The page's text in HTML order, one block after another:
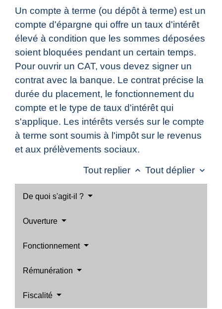
Un compte à terme (ou dépôt à terme) est un
compte d'épargne qui offre un taux d'intérêt
élevé à condition que les sommes déposées
soient bloquées pendant un certain temps.
Pour ouvrir un CAT, vous devez signer un
contrat avec la banque. Le contrat précise la
durée du placement, le fonctionnement du
compte et le type de taux d'intérêt qui
s'applique. Les intérêts versés sur le compte
à terme sont soumis à l'impôt sur le revenus
et aux prélèvements sociaux.
Tout replier keyboard_arrow_up Tout déplier keyboard_arrow_down
De quoi s'agit-il ?
Ouverture
Fonctionnement
Rémunération
Fiscalité